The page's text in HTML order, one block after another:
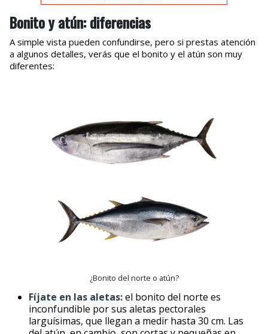
Bonito y atún: diferencias
A simple vista pueden confundirse, pero si prestas atención
a algunos detalles, verás que el bonito y el atún son muy
diferentes:
¿Bonito del norte o atún?
Fíjate en las aletas:el bonito del norte es
inconfundible por sus aletas pectorales
larguísimas, que llegan a medir hasta 30 cm. Las